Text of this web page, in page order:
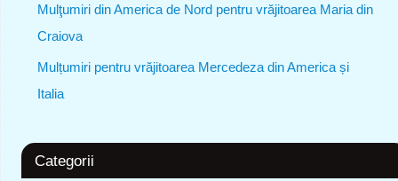
Mulţumiri din America de Nord pentru vrăjitoarea Maria din
Craiova
Mulțumiri pentru vrăjitoarea Mercedeza din America și
Italia
Categorii